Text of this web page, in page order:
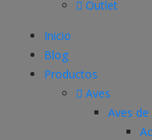
Outlet
Inicio
Blog
Productos
Aves
Aves de